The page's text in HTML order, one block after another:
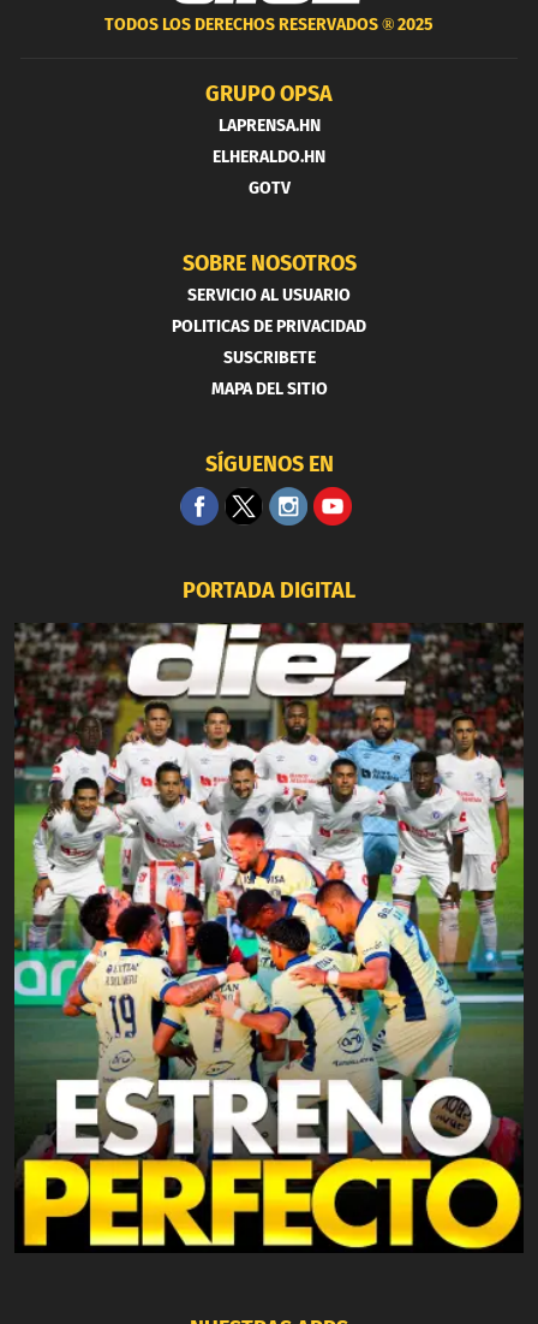
TODOS LOS DERECHOS RESERVADOS ®2025
GRUPO OPSA
LAPRENSA.HN
ELHERALDO.HN
GOTV
SOBRE NOSOTROS
SERVICIO AL USUARIO
POLITICAS DE PRIVACIDAD
SUSCRIBETE
MAPA DEL SITIO
SÍGUENOS EN
PORTADA DIGITAL